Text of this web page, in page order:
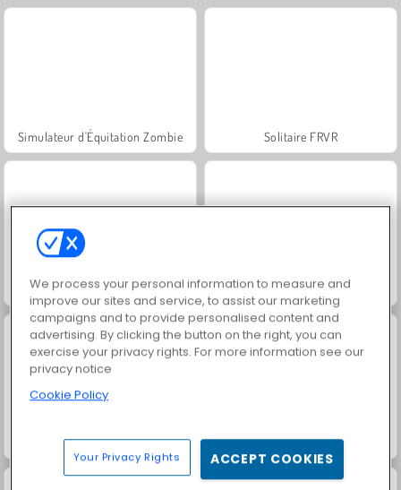
Simulateur d'Équitation Zombie Solitaire FRVR
Bomb It Jewel Garden Story
Goodgame Big Farm Grand Mahjong Connect
We process your personal information to measure and
improve our sites and service, to assist our marketing
campaigns and to provide personalised content and
advertising. By clicking the button on the right, you can
exercise your privacy rights. For more information see our
privacy notice
Cookie Policy
Your Privacy Rights ACCEPT COOKIES